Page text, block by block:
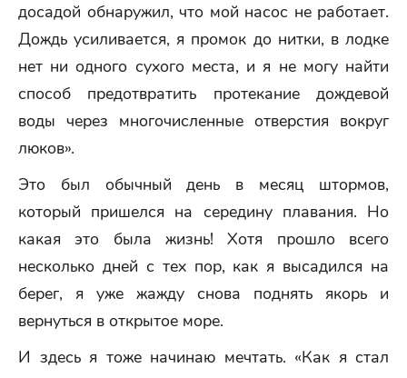
досадой обнаружил, что мой насос не работает.
Дождь усиливается, я промок до нитки, в лодке
нет ни одного сухого места, и я не могу найти
способ предотвратить протекание дождевой
воды через многочисленные отверстия вокруг
люков».
Это был обычный день в месяц штормов,
который пришелся на середину плавания. Но
какая это была жизнь! Хотя прошло всего
несколько дней с тех пор, как я высадился на
берег, я уже жажду снова поднять якорь и
вернуться в открытое море.
И здесь я тоже начинаю мечтать. «Как я стал